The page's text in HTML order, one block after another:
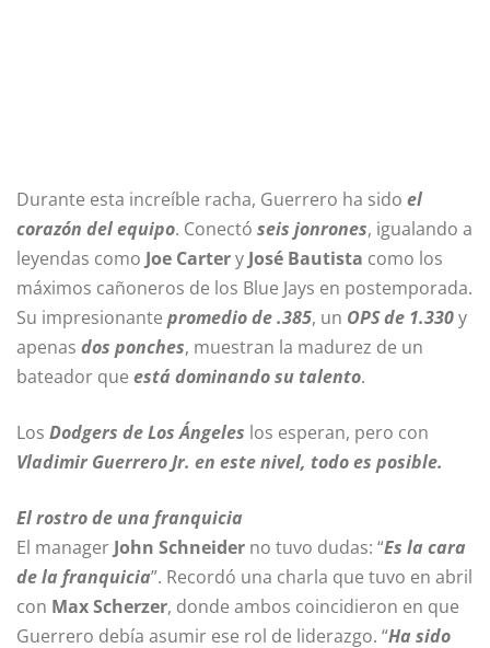
Durante esta increíble racha, Guerrero ha sido el
corazón del equipo. Conectó seis jonrones, igualando a
leyendas como Joe Cartery José Bautista como los
máximos cañoneros de los Blue Jays en postemporada.
Su impresionante promedio de .385, un OPS de 1.330y
apenas dos ponches, muestran la madurez de un
bateador que está dominando su talento.
Los Dodgers de Los Ángeles los esperan, pero con
Vladimir Guerrero Jr. en este nivel, todo es posible.
El rostro de una franquicia
El manager John Schneider no tuvo dudas: “Es la cara
de la franquicia”. Recordó una charla que tuvo en abril
con Max Scherzer, donde ambos coincidieron en que
Guerrero debía asumir ese rol de liderazgo. “Ha sido